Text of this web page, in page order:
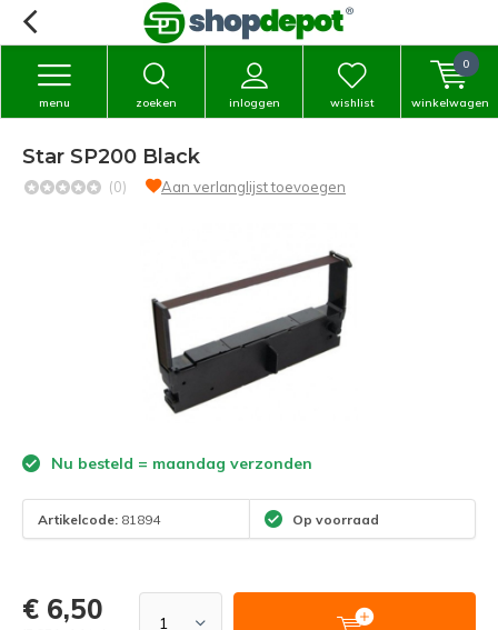
zoeken inloggen
menu wishlist winkelwagen
0
Star SP200 Black
(0) Aan verlanglijst toevoegen
Nu besteld = maandag verzonden
Artikelcode: 81894 Op voorraad
€ 6,50